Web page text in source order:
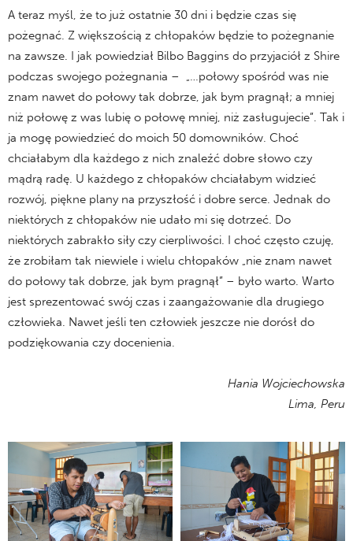
A teraz myśl, że to już ostatnie 30 dni i będzie czas się
pożegnać. Z większością z chłopaków będzie to pożegnanie
na zawsze. I jak powiedział Bilbo Baggins do przyjaciół z Shire
podczas swojego pożegnania – „…połowy spośród was nie
znam nawet do połowy tak dobrze, jak bym pragnął; a mniej
niż połowę z was lubię o połowę mniej, niż zasługujecie”. Tak i
ja mogę powiedzieć do moich 50 domowników. Choć
chciałabym dla każdego z nich znaleźć dobre słowo czy
mądrą radę. U każdego z chłopaków chciałabym widzieć
rozwój, piękne plany na przyszłość i dobre serce. Jednak do
niektórych z chłopaków nie udało mi się dotrzeć. Do
niektórych zabrakło siły czy cierpliwości. I choć często czuję,
że zrobiłam tak niewiele i wielu chłopaków „nie znam nawet
do połowy tak dobrze, jak bym pragnął” – było warto. Warto
jest sprezentować swój czas i zaangażowanie dla drugiego
człowieka. Nawet jeśli ten człowiek jeszcze nie dorósł do
podziękowania czy docenienia.
Hania Wojciechowska
Lima, Peru